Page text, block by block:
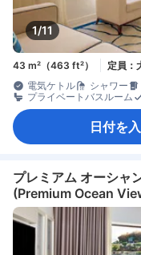
1/11
43 m²（463 ft²） 定員：
電気ケトル
シャワー
プライベートバスルーム
日付を
プレミアム オーシャ
(Premium Ocean